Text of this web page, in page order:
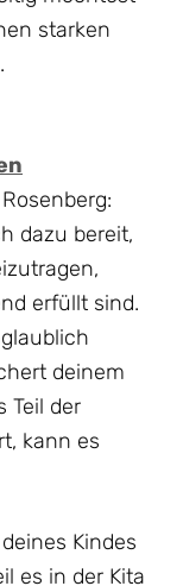
starken
dazu bereit,
erfüllt sind.
deinem
Teil der
kann es
Kindes
es in der Kita